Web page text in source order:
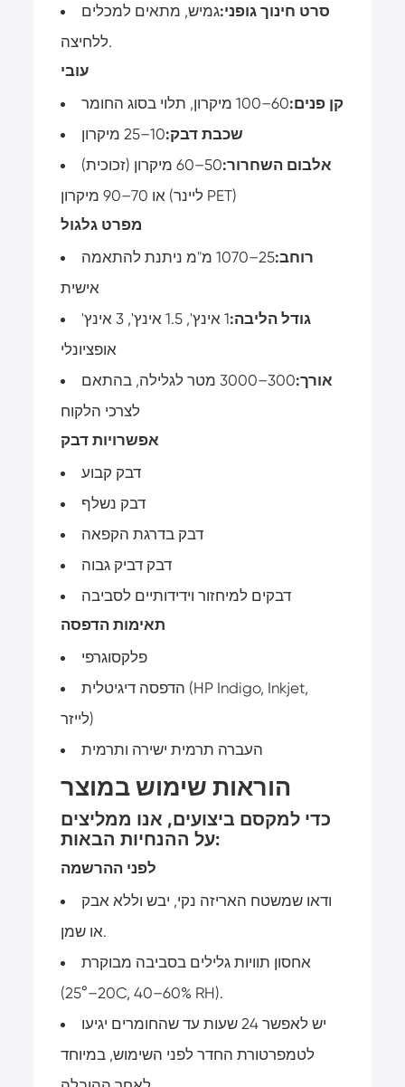
סרט חינוך גופני:גמיש, מתאים למכלים
ללחיצה.
עובי
קן פנים:60–100 מיקרון, תלוי בסוג החומר
שכבת דבק:10–25 מיקרון
אלבום השחרור:
50–60 מיקרון (זכוכית)
או 70–90 מיקרון (ליינר PET)
מפרט גלגול
רוחב:
25–1070 מ"מ ניתנת להתאמה
אישית
גודל הליבה:
1 אינץ', 1.5 אינץ', 3 אינץ'
אופציונלי
אורך:
300–3000 מטר לגלילה, בהתאם
לצרכי הלקוח
אפשרויות דבק
דבק קבוע
דבק נשלף
דבק בדרגת הקפאה
דבק דביק גבוה
דבקים למיחזור וידידותיים לסביבה
תאימות הדפסה
פלקסוגרפי
הדפסה דיגיטלית (HP Indigo, Inkjet,
לייזר)
העברה תרמית ישירה ותרמית
הוראות שימוש במוצר
כדי למקסם ביצועים, אנו ממליצים
על ההנחיות הבאות:
לפני ההרשמה
ודאו שמשטח האריזה נקי, יבש וללא אבק
או שמן.
אחסון תוויות גלילים בסביבה מבוקרת
(20–25°C, 40–60% RH).
יש לאפשר 24 שעות עד שהחומרים יגיעו
לטמפרטורת החדר לפני השימוש, במיוחד